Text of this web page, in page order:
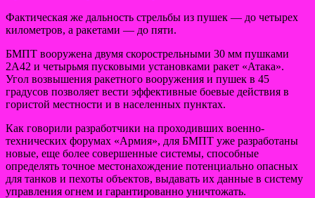
Фактическая же дальность стрельбы из пушек — до четырех
километров, а ракетами — до пяти.
БМПТ вооружена двумя скорострельными 30 мм пушками
2А42 и четырьмя пусковыми установками ракет «Атака».
Угол возвышения ракетного вооружения и пушек в 45
градусов позволяет вести эффективные боевые действия в
гористой местности и в населенных пунктах.
Как говорили разработчики на проходивших военно-
технических форумах «Армия», для БМПТ уже разработаны
новые, еще более совершенные системы, способные
определять точное местонахождение потенциально опасных
для танков и пехоты объектов, выдавать их данные в систему
управления огнем и гарантированно уничтожать.